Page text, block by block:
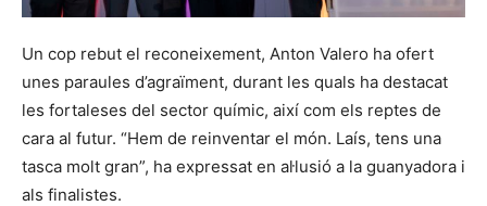
Un cop rebut el reconeixement, Anton Valero ha ofert
unes paraules d’agraïment, durant les quals ha destacat
les fortaleses del sector químic, així com els reptes de
cara al futur. “Hem de reinventar el món. Laís, tens una
tasca molt gran”, ha expressat en al·lusió a la guanyadora i
als finalistes.